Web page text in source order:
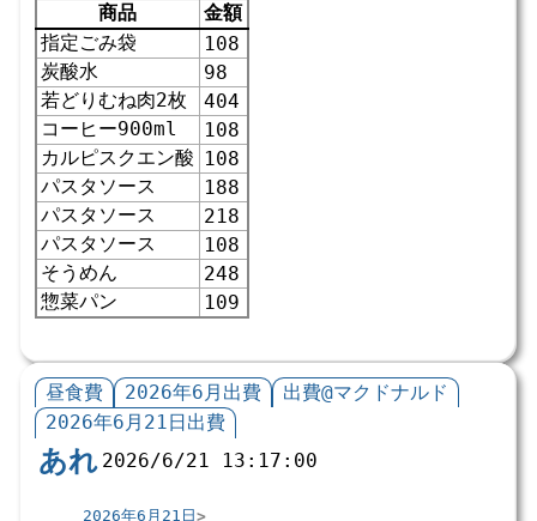
商品
金額
指定ごみ袋
108
炭酸水
98
若どりむね肉2枚
404
コーヒー900ml
108
カルピスクエン酸 108
パスタソース
188
パスタソース
218
パスタソース
108
そうめん
248
惣菜パン
109
昼食費 2026年6月出費
出費@マクドナルド
2026年6月21日出費
あれ 2026/6/21 13:17:00
2026年6月21日